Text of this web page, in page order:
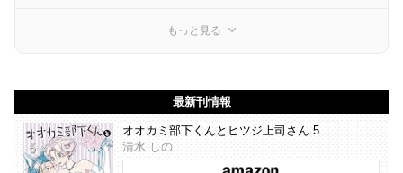
もっと見る
最新刊情報
オオカミ部下くんとヒツジ上司さん 5
清水 しの